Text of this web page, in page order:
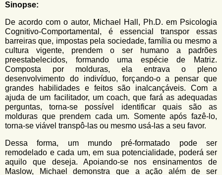
u
s
c
a
Sinopse:
De acordo com o autor, Michael Hall, Ph.D. em Psicologia
Cognitivo-Comportamental, é essencial transpor essas
barreiras que, impostas pela sociedade, família ou mesmo a
cultura vigente, prendem o ser humano a padrões
preestabelecidos, formando uma espécie de Matriz.
Composta por molduras, ela entrava o pleno
desenvolvimento do indivíduo, forçando-o a pensar que
grandes habilidades e feitos são inalcançáveis. Com a
ajuda de um facilitador, um coach, que fará as adequadas
perguntas, torna-se possível identificar quais são as
molduras que prendem cada um. Somente após fazê-lo,
torna-se viável transpô-las ou mesmo usá-las a seu favor.
Dessa forma, um mundo pré-formatado pode ser
remodelado e cada um, em sua potencialidade, poderá ser
aquilo que deseja. Apoiando-se nos ensinamentos de
Maslow, Michael demonstra que a ação além de ser